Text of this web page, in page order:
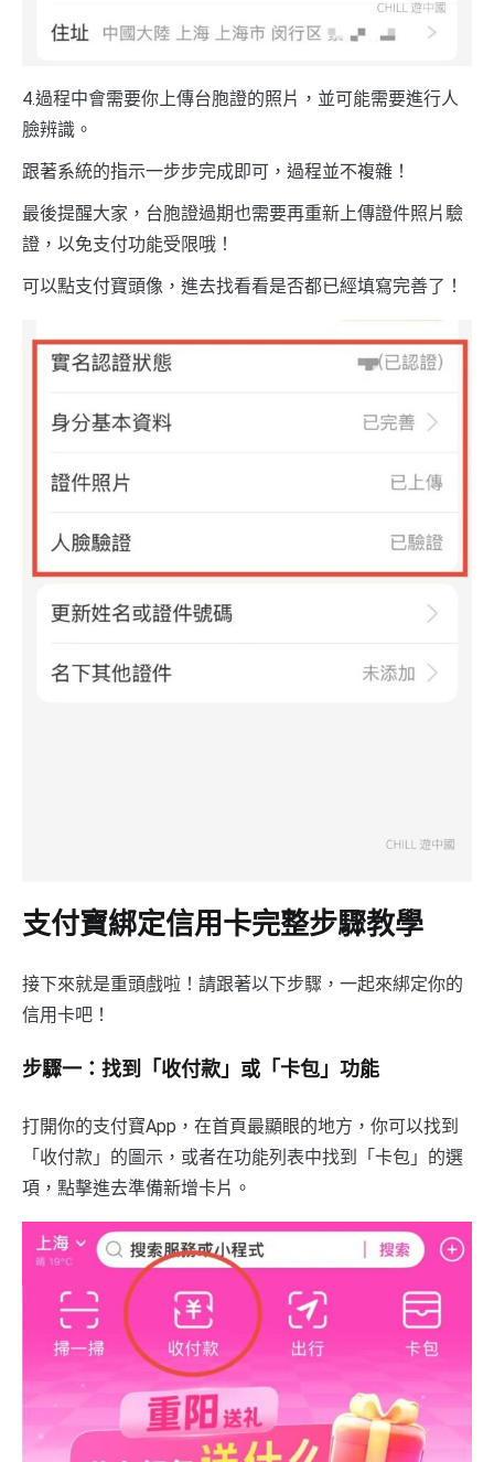
4.過程中會需要你上傳台胞證的照片，並可能需要進行人
臉辨識。
跟著系統的指示一步步完成即可，過程並不複雜！
最後提醒大家，台胞證過期也需要再重新上傳證件照片驗
證，以免支付功能受限哦！
可以點支付寶頭像，進去找看看是否都已經填寫完善了！
支付寶綁定信用卡完整步驟教學
接下來就是重頭戲啦！請跟著以下步驟，一起來綁定你的
信用卡吧！
步驟一：找到「收付款」或「卡包」功能
打開你的支付寶App，在首頁最顯眼的地方，你可以找到
「收付款」的圖示，或者在功能列表中找到「卡包」的選
項，點擊進去準備新增卡片。